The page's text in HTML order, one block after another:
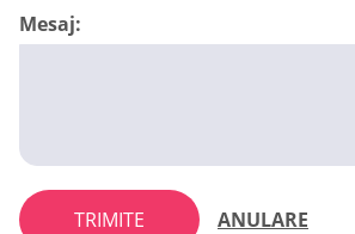
Mesaj:
TRIMITE ANULARE